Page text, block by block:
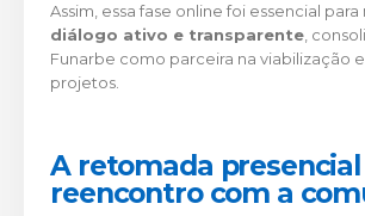
Assim, essa fase online foi essencial
diálogo ativo e transparente ,
Funarbe como parceira na viabilização
projetos.
A retomada presencial
reencontro com a